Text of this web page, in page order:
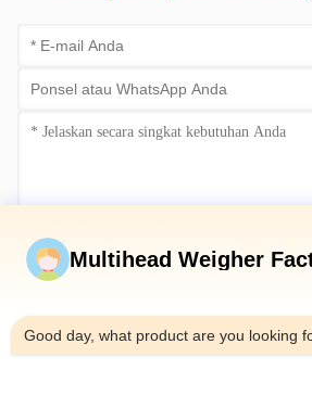
Kirim sekarang
Multihead Weigher
Good day, what product are you looking